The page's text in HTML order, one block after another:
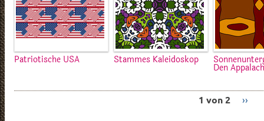
Patriotische USA Stammes Kaleidoskop
Den
1 von 2 ››